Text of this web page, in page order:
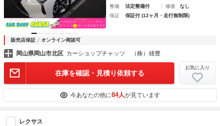
整備
法定整備付 修復
なし
保証
保証付 (12ヶ月・走行無制限)
販売店保証 オンライン商談可
岡山県岡山市北区 カーショップチャッツ （株）雄豊
在庫を確認・見積り依頼する
お気に入り
今あなたの他に84人が見ています
レクサス